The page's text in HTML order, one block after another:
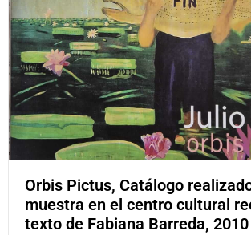
Orbis Pictus, Catálogo
muestra en el centro cultural
texto de Fabiana Barreda, 2010